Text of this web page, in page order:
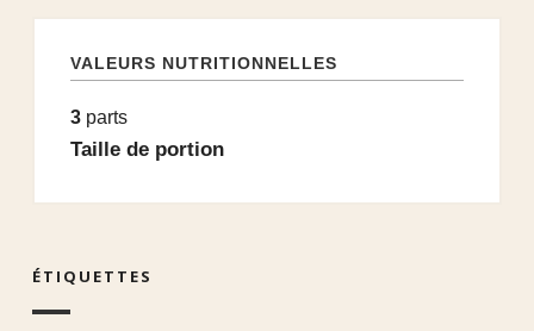
VALEURS NUTRITIONNELLES
3parts
Taille de portion
ÉTIQUETTES